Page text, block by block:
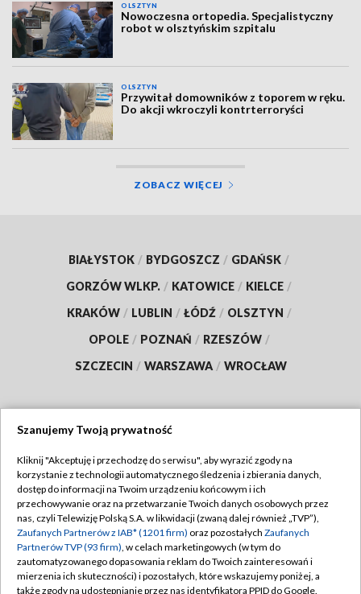
OLSZTYN
Nowoczesna ortopedia. Specjalistyczny
robot w olsztyńskim szpitalu
OLSZTYN
Przywitał domowników z toporem w ręku.
Do akcji wkroczyli kontrterroryści
ZOBACZ WIĘCEJ
BIAŁYSTOK / BYDGOSZCZ / GDAŃSK /
GORZÓW WLKP. / KATOWICE / KIELCE /
KRAKÓW / LUBLIN / ŁÓDŹ / OLSZTYN /
OPOLE / POZNAŃ / RZESZÓW /
SZCZECIN / WARSZAWA / WROCŁAW
TVP
Abonament TVP
Emisja w TVP
Centrum informacji TVP
Naziemna Telewizja Cyfrowa
Regulamin TVP
Polityka prywatności
Moje zgody
Pomoc
Szanujemy Twoją prywatność
Kliknij "Akceptuję i przechodzę do serwisu", aby wyrazić zgody na
korzystanie z technologii automatycznego śledzenia i zbierania danych,
dostęp do informacji na Twoim urządzeniu końcowym i ich
przechowywanie oraz na przetwarzanie Twoich danych osobowych przez
nas, czyli Telewizję Polską S.A. w likwidacji (zwaną dalej również „TVP”),
Zaufanych Partnerów z IAB* (1201 firm) oraz pozostałych Zaufanych
Partnerów TVP (93 firm), w celach marketingowych (w tym do
zautomatyzowanego dopasowania reklam do Twoich zainteresowań i
mierzenia ich skuteczności) i pozostałych, które wskazujemy poniżej, a
także zgody na udostępnianie przez nas identyfikatora PPID do Google.